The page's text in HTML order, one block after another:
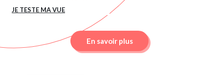
JE TESTE MA VUE
En savoir plus